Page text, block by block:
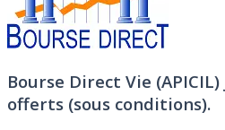
Bourse Direct Vie (APICIL)
offerts (sous conditions).